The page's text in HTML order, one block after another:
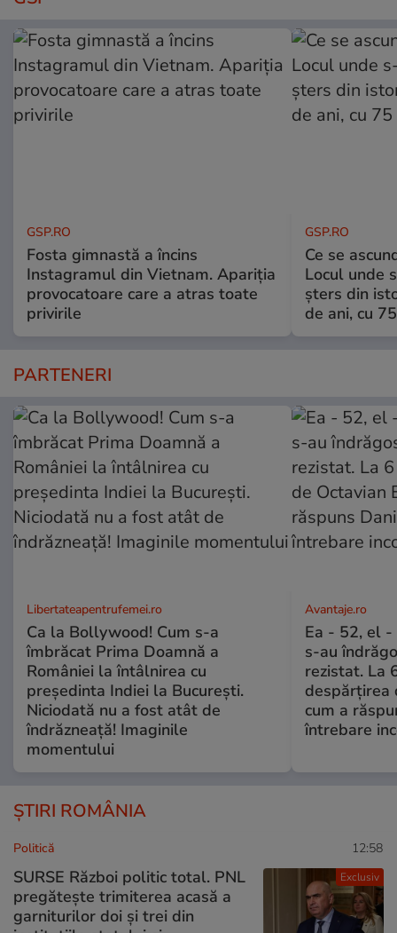
GSP.RO
Fosta gimnastă a încins
Instagramul din Vietnam. Apariția
provocatoare care a atras toate
privirile
GSP.RO
Ce se
Locul unde
șters din
de ani, cu
PARTENERI
Libertateapentrufemei.ro
Ca la Bollywood! Cum s-a
îmbrăcat Prima Doamnă a
României la întâlnirea cu
președinta Indiei la București.
Niciodată nu a fost atât de
îndrăzneață! Imaginile
momentului
Avantaje.ro
Ea - 52, el -
s-au
rezistat. La
despărțirea
cum a
întrebare
ȘTIRI ROMÂNIA
Exclusiv
Politică 12:58
SURSE Război politic total. PNL
pregătește trimiterea acasă a
garniturilor doi și trei din